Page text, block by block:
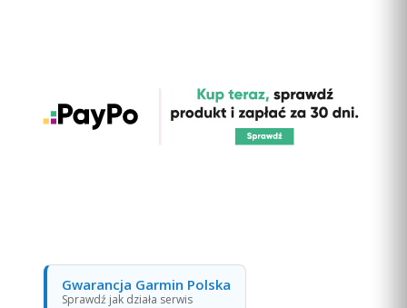
Gwarancja Garmin Polska
Sprawdź jak działa serwis